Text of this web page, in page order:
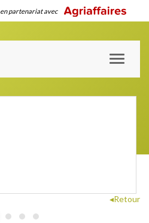
en partenariat avec
Toggle
◂Retour